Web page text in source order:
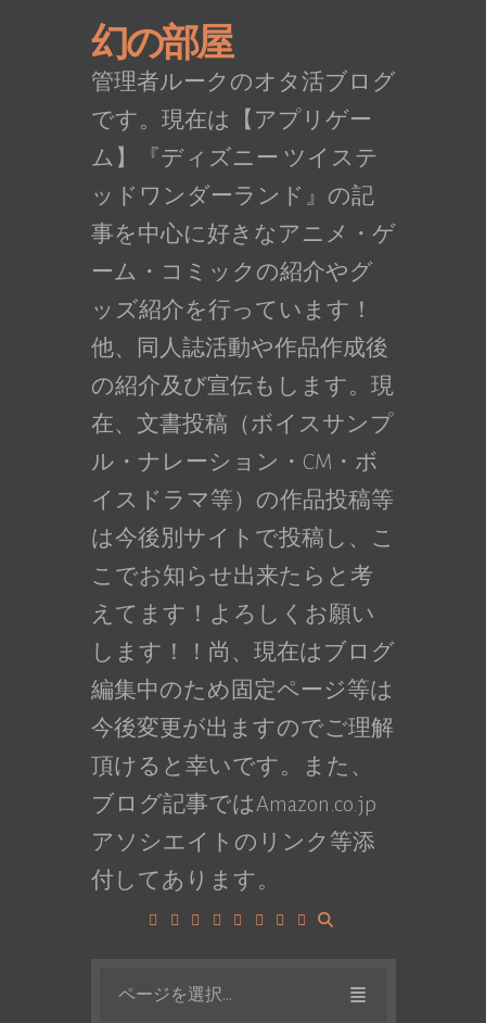
幻の部屋
管理者ルークのオタ活ブログ
です。現在は【アプリゲー
ム】『ディズニー ツイステ
ッドワンダーランド』の記
事を中心に好きなアニメ・ゲ
ーム・コミックの紹介やグ
ッズ紹介を行っています！
他、同人誌活動や作品作成後
の紹介及び宣伝もします。現
在、文書投稿（ボイスサンプ
ル・ナレーション・CM・ボ
イスドラマ等）の作品投稿等
は今後別サイトで投稿し、こ
こでお知らせ出来たらと考
えてます！よろしくお願い
します！！尚、現在はブログ
編集中のため固定ページ等は
今後変更が出ますのでご理解
頂けると幸いです。また、
ブログ記事ではAmazon.co.jp
アソシエイトのリンク等添
付してあります。
ページを選択...